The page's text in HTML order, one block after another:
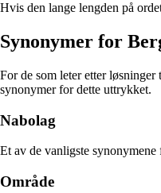
Hvis den lange lengden på
Synonymer for
For de som leter etter
synonymer for dette uttrykket.
Nabolag
Et av de vanligste
Område